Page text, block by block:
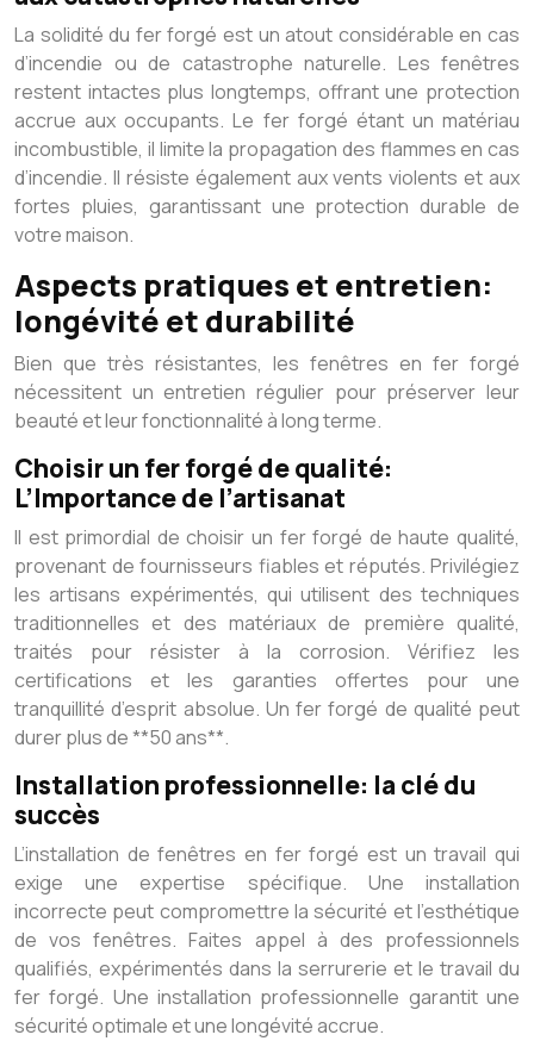
La solidité du fer forgé est un atout considérable en cas
d’incendie ou de catastrophe naturelle. Les fenêtres
restent intactes plus longtemps, offrant une protection
accrue aux occupants. Le fer forgé étant un matériau
incombustible, il limite la propagation des flammes en cas
d’incendie. Il résiste également aux vents violents et aux
fortes pluies, garantissant une protection durable de
votre maison.
Aspects pratiques et entretien:
longévité et durabilité
Bien que très résistantes, les fenêtres en fer forgé
nécessitent un entretien régulier pour préserver leur
beauté et leur fonctionnalité à long terme.
Choisir un fer forgé de qualité:
L’Importance de l’artisanat
Il est primordial de choisir un fer forgé de haute qualité,
provenant de fournisseurs fiables et réputés. Privilégiez
les artisans expérimentés, qui utilisent des techniques
traditionnelles et des matériaux de première qualité,
traités pour résister à la corrosion. Vérifiez les
certifications et les garanties offertes pour une
tranquillité d’esprit absolue. Un fer forgé de qualité peut
durer plus de **50 ans**.
Installation professionnelle: la clé du
succès
L’installation de fenêtres en fer forgé est un travail qui
exige une expertise spécifique. Une installation
incorrecte peut compromettre la sécurité et l’esthétique
de vos fenêtres. Faites appel à des professionnels
qualifiés, expérimentés dans la serrurerie et le travail du
fer forgé. Une installation professionnelle garantit une
sécurité optimale et une longévité accrue.